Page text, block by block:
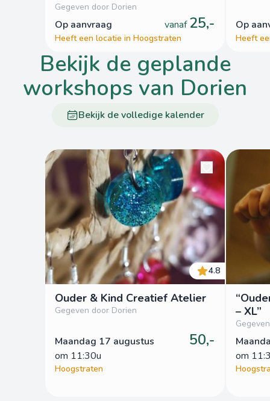
Gegeven door Dorien
op aanvraag vanaf 25,-
Heeft een locatie in Hoogstraten
op
Heeft
bekijk de geplande
workshops van Dorien
Bekijk de volledige kalender
4.8
Ouder & Kind Creatief Atelier
Gegeven door Dorien
Maandag 17 augustus
om 11:30u
50,-
Hoogstraten
– XL”
om